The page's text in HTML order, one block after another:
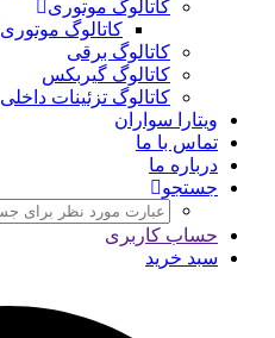
کاتالوگ موتوری
کاتالوگ موتوری 2000
کاتالوگ برقی
کاتالوگ گیربکس
کاتالوگ تزئینات داخلی
ویتارا سواران
تماس با ما
درباره ما
جستجو
حساب کاربری
سبد خرید